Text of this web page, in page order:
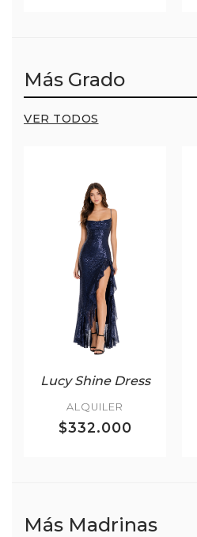
Más Grado
VER TODOS
Lucy Shine Dress
ALQUILER
$332.000
Más Madrinas